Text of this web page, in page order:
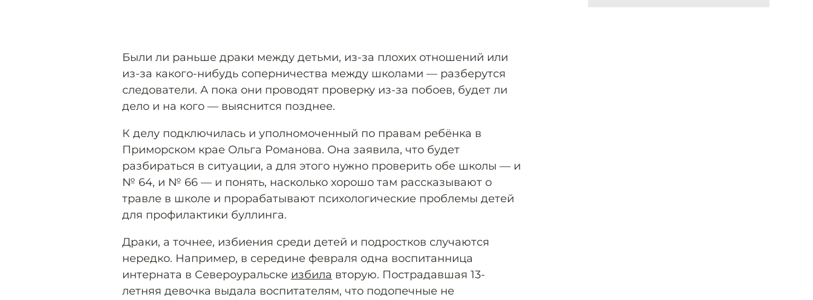
Были ли раньше драки между детьми, из-за плохих отношений или
из-за какого-нибудь соперничества между школами — разберутся
следователи. А пока они проводят проверку из-за побоев, будет ли
дело и на кого — выяснится позднее.
К делу подключилась и уполномоченный по правам ребёнка в
Приморском крае Ольга Романова. Она заявила, что будет
разбираться в ситуации, а для этого нужно проверить обе школы — и
№ 64, и № 66 — и понять, насколько хорошо там рассказывают о
травле в школе и прорабатывают психологические проблемы детей
для профилактики буллинга.
Драки, а точнее, избиения среди детей и подростков случаются
нередко. Например, в середине февраля одна воспитанница
интерната в Североуральске избила вторую. Пострадавшая 13-
летняя девочка выдала воспитателям, что подопечные не